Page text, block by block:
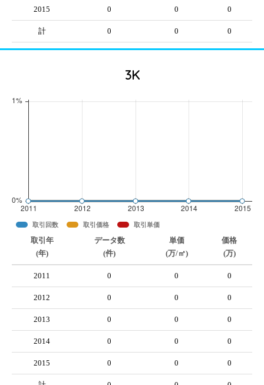
2015 0 0 0
計 0 0 0
3K
取引回数 取引価格 取引単価
取引年
(年)
データ数
(件)
単価
(万/㎡)
価格
(万)
2011 0 0 0
2012 0 0 0
2013 0 0 0
2014 0 0 0
2015 0 0 0